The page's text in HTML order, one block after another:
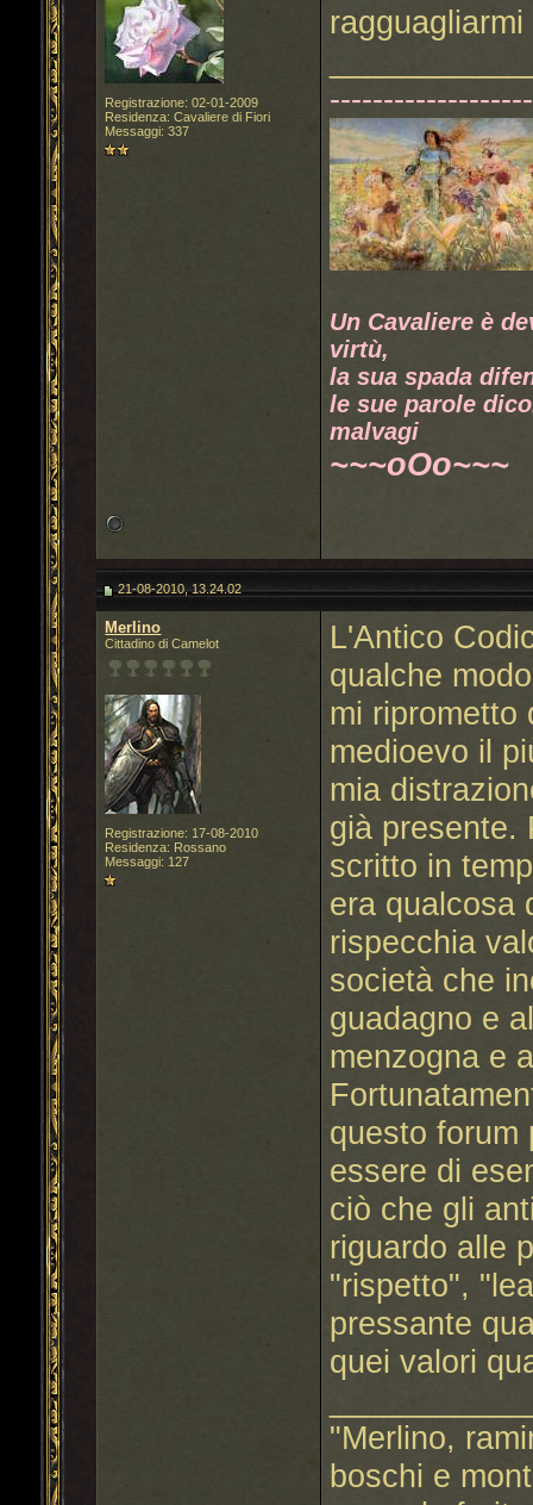
Registrazione: 02-01-2009
Residenza: Cavaliere di Fiori
Messaggi: 337
Un Cavaliere è
virtù,
la sua spada
le sue parole
malvagi
~~~oOo~~~
21-08-2010, 13.24.02
Merlino
Cittadino di Camelot
Registrazione: 17-08-2010
Residenza: Rossano
Messaggi: 127
L'Antico
qualche
mi riprometto
medioevo il
mia
già presente.
scritto in
era qualcosa
rispecchia
società che
guadagno e
menzogna e
questo forum
essere di
ciò che gli
riguardo alle
"rispetto",
pressante
quei valori
"Merlino,
boschi e